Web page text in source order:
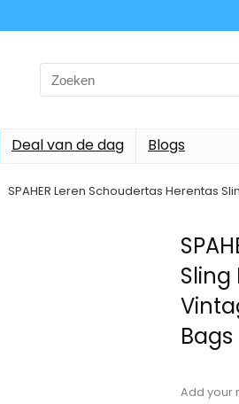
Search
for:
Deal van de dag Blogs
SPAHER Leren Schoudertas Herentas
Add your